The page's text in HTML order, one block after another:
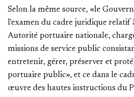
Selon la même source, «le
l'examen du cadre juridique relatif
Autorité portuaire nationale,
missions de service public
entretenir, gérer, préserver et
portuaire public», et ce dans le
œuvre des hautes instructions du